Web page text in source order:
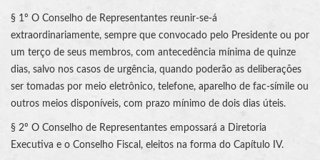
§ 1º O Conselho de Representantes reunir-se-á
extraordinariamente, sempre que convocado pelo Presidente ou por
um terço de seus membros, com antecedência mínima de quinze
dias, salvo nos casos de urgência, quando poderão as deliberações
ser tomadas por meio eletrônico, telefone, aparelho de fac-símile ou
outros meios disponíveis, com prazo mínimo de dois dias úteis.
§ 2º O Conselho de Representantes empossará a Diretoria
Executiva e o Conselho Fiscal, eleitos na forma do Capítulo IV.